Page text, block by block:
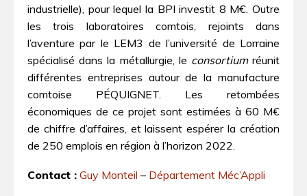
industrielle), pour lequel la BPI investit 8 M€. Outre
les trois laboratoires comtois, rejoints dans
l’aventure par le LEM3 de l’université de Lorraine
spécialisé dans la métallurgie, le consortiumréunit
différentes entreprises autour de la manufacture
comtoise PÉQUIGNET. Les retombées
économiques de ce projet sont estimées à 60 M€
de chiffre d’affaires, et laissent espérer la création
de 250 emplois en région à l’horizon 2022.
Contact : Guy Monteil – Département Méc’Appli